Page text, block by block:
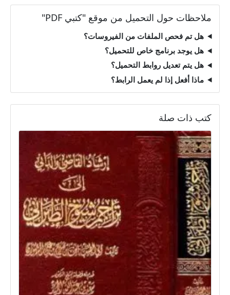
ملاحظات حول التحميل من موقع "كتبي PDF"
هل تم فحص الملفات من الفيروسات؟
هل يوجد برنامج خاص للتحميل؟
هل يتم تعديل روابط التحميل؟
ماذا أفعل إذا لم يعمل الرابط؟
كتب ذات صلة